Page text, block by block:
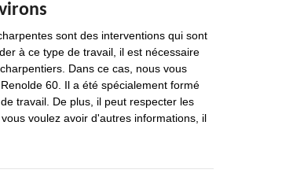
sont des interventions qui sont
à ce type de travail, il est nécessaire
Dans ce cas, nous vous
60. Il a été spécialement formé
travail. De plus, il peut respecter les
voulez avoir d'autres informations, il